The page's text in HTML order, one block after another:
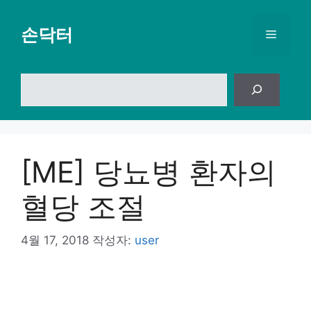
손닥터 메
뉴
[ME] 당뇨병 환자의
혈당 조절
4월 17, 2018 작성자: user